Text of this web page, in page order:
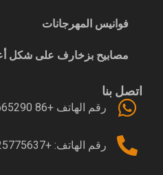
فوانيس المهرجانات
مصابيح بزخارف على شكل
اتصل بنا
رقم الهاتف +86 13018665290
رقم الهاتف: +8618925775637